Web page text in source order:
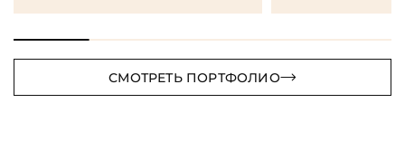
СМОТРЕТЬ ПОРТФОЛИО